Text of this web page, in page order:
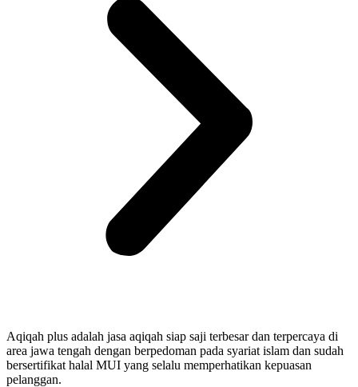
Aqiqah plus adalah jasa aqiqah siap saji terbesar dan terpercaya di
area jawa tengah dengan berpedoman pada syariat islam dan sudah
bersertifikat halal MUI yang selalu memperhatikan kepuasan
pelanggan.